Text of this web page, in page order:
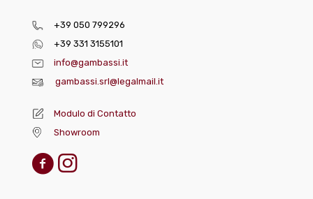
+39 050 799296
+39 331 3155101
info@gambassi.it
gambassi.srl@legalmail.it
Modulo di Contatto
Showroom